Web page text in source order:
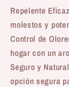
Repelente
molestos y
Control de
hogar con un
Seguro y
opción segura